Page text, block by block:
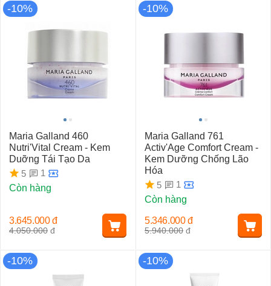
-10%
Maria Galland 460
Nutri'Vital Cream - Kem
Duỡng Tái Tạo Da
5
1
Còn hàng
4.050.000 đ
3.645.000 đ
-10%
Maria Galland 761
Activ'Age Comfort Cream -
Kem Dưỡng Chống Lão
Hóa
5
1
Còn hàng
5.940.000 đ
5.346.000 đ
-10% -10%